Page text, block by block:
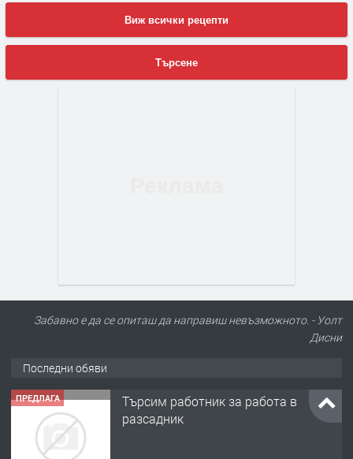
Виж всички рецепти
Търсене
Забавно е да се опиташ да направиш невъзможното. - Уолт
Дисни
Последни обяви
ПРЕДЛАГА
Търсим работник за работа в
разсадник